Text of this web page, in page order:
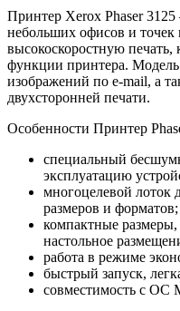
Принтер Xerox Phaser 3125
небольших офисов и точек
высокоскоростную печать,
функции принтера.
изображений по e-mail, а
двухсторонней печати.
Особенности Принтер
специальный
эксплуатацию
многоцелевой лоток
размеров и форматов;
компактные
настольное
работа в режиме
быстрый запуск,
совместимость с ОС